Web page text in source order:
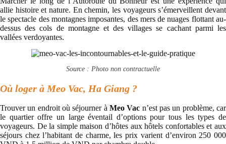
allie histoire et nature. En chemin, les voyageurs s’émerveillent devant
le spectacle des montagnes imposantes, des mers de nuages flottant au-
dessus des cols de montagne et des villages se cachant parmi les
vallées verdoyantes.
Source : Photo non contractuelle
Où loger à Meo Vac, Ha Giang ?
Trouver un endroit où séjourner à Meo Vac n’est pas un problème, car
le quartier offre un large éventail d’options pour tous les types de
voyageurs. De la simple maison d’hôtes aux hôtels confortables et aux
séjours chez l’habitant de charme, les prix varient d’environ 250 000